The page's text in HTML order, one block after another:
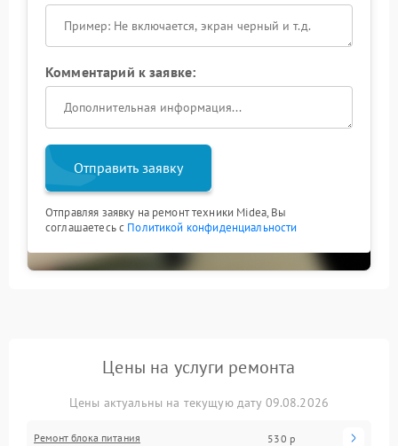
Комментарий к заявке:
Отправить заявку
Отправляя заявку на ремонт техники Midea, Вы
соглашаетесь с Политикой конфиденциальности
Цены на услуги ремонта
Цены актуальны на текущую дату 09.08.2026
Ремонт блока питания 530 р